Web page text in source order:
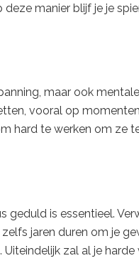
manier blijf je je
maar ook
vooral op
hard te werken om ze
geduld is essentieel.
jaren duren om je
zal al je